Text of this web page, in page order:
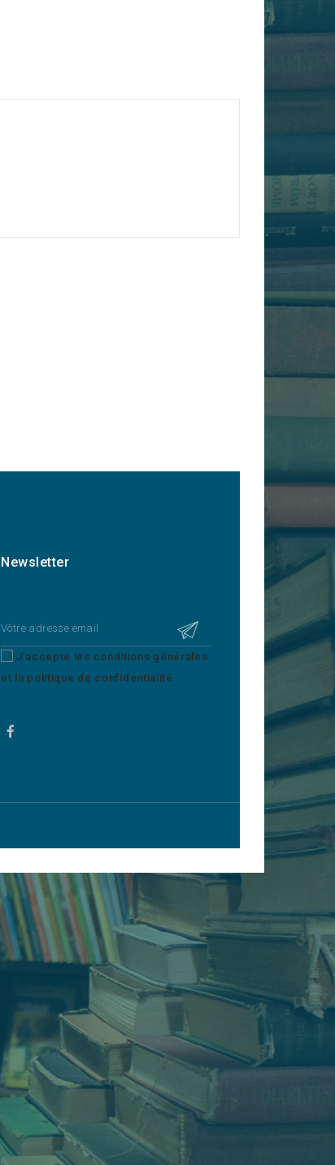
Newsletter
J'accepte les conditions générales
et la politique de confidentialité